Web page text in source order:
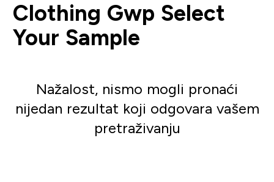
Clothing Gwp Select
Your Sample
Nažalost, nismo mogli pronaći
nijedan rezultat koji odgovara vašem
pretraživanju